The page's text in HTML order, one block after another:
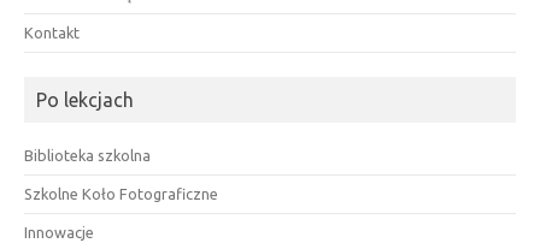
Kontakt
Po lekcjach
Biblioteka szkolna
Szkolne Koło Fotograficzne
Innowacje